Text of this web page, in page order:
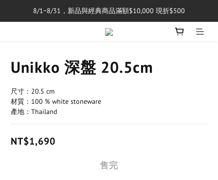
單筆消費滿$5,000享免運費
8/1~8/31，新品與經典商品滿額$10,000 現折$500
單筆消費滿$5,000享免運費
Unikko 深盤 20.5cm
尺寸：20.5 cm
材質：100 % white stoneware
產地：Thailand
NT$1,690
售完